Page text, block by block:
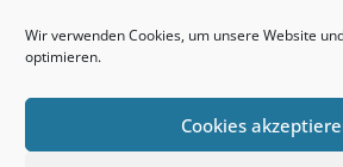
Wir verwenden Cookies, um unsere Website
optimieren.
Cookies
Ab 4 Jahre